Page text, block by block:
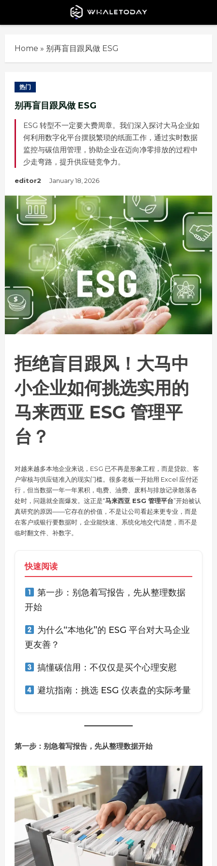
Home » 别再盲目跟风做 ESG
热门
别再盲目跟风做 ESG
ESG 转型不一定要大费周章。我们深入探讨大马企业如
何利用数字化平台摆脱繁琐的纸面工作，通过实时数据
监控与碳信用管理，协助企业在迈向净零排放的过程中
少走弯路，提升供应链竞争力。
editor2 January 18, 2026
拒绝盲目跟风！大马中
小企业如何挑选实用的
马来西亚 ESG 管理平
台？
对越来越多本地企业来说，ESG 已不再是形象工程，而是贷款、客
户审核与供应链准入的现实门槛。很多老板一开始用 Excel 应付还
行，但当数据一年一年累积，电费、油费、废料与排放记录散落各
处时，问题就全面爆发。这正是“马来西亚 ESG 管理平台”开始被认
真研究的原因——它存在的价值，不是让公司看起来更专业，而是
在客户或银行要数据时，企业能快速、系统化地交代清楚，而不是
临时翻文件、补数字。
快速阅读
第一步：别急着写报告，先从整理数据
开始
为什么“本地化”的 ESG 平台对大马企业
更友善？
搞懂碳信用：不仅仅是买个心理安慰
避坑指南：挑选 ESG 仪表盘的实际考量
第一步：别急着写报告，先从整理数据开始